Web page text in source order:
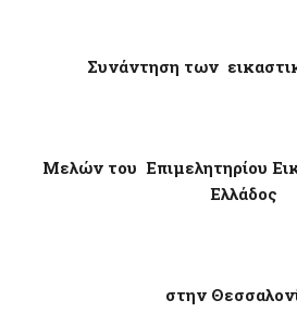
Συνάντηση των
Μελών του Επιμελητηρίου
Ελλάδος
στην